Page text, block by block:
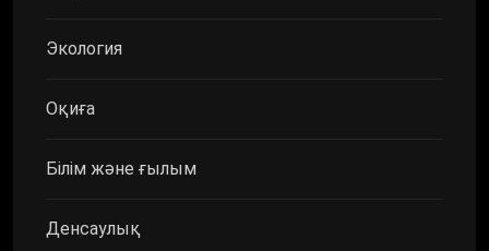
Экология
Оқиға
Білім және ғылым
Денсаулық